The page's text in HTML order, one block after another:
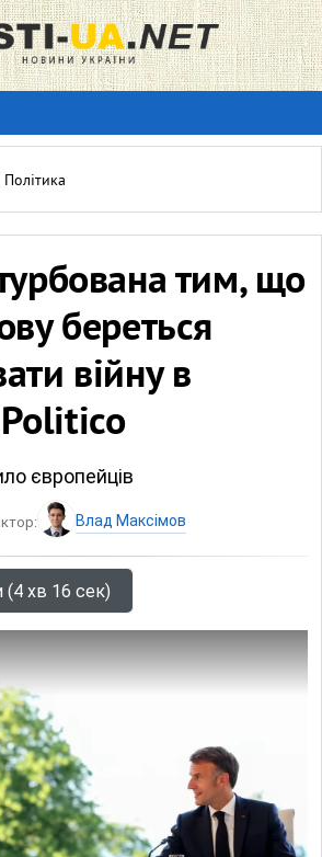
Політика
тим, що
береться
війну в
Politico
європейців
Влад Максімов
(4 хв 16 сек)